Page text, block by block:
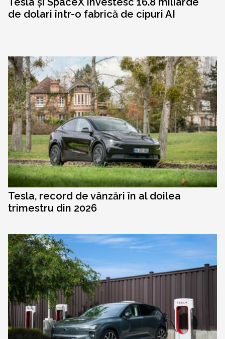
de dolari într-o fabrică de cipuri AI
Tesla, record de vânzări în al doilea
trimestru din 2026